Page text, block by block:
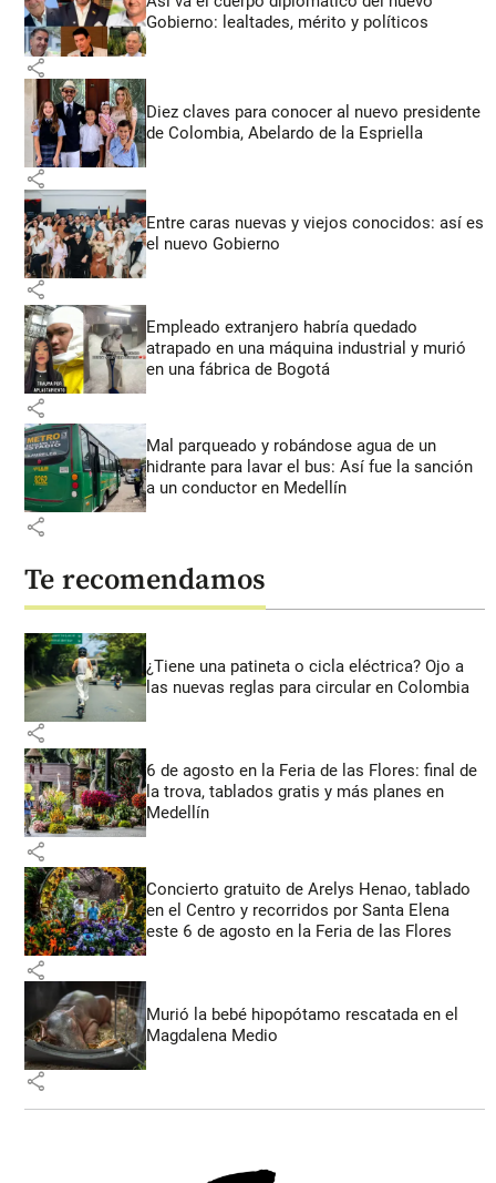
Gobierno: lealtades, mérito y políticos
share
Diez claves para conocer al nuevo presidente
de Colombia, Abelardo de la Espriella
share
Entre caras nuevas y viejos conocidos: así es
el nuevo Gobierno
share
Empleado extranjero habría quedado
atrapado en una máquina industrial y murió
en una fábrica de Bogotá
share
Mal parqueado y robándose agua de un
hidrante para lavar el bus: Así fue la sanción
a un conductor en Medellín
share
Te recomendamos
¿Tiene una patineta o cicla eléctrica? Ojo a
las nuevas reglas para circular en Colombia
share
6 de agosto en la Feria de las Flores: final de
la trova, tablados gratis y más planes en
Medellín
share
Concierto gratuito de Arelys Henao, tablado
en el Centro y recorridos por Santa Elena
este 6 de agosto en la Feria de las Flores
share
Murió la bebé hipopótamo rescatada en el
Magdalena Medio
share